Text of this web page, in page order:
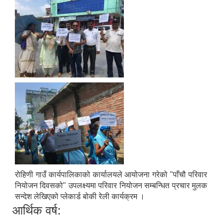
रोहिणी गाउँ कार्यपालिकाको कार्यालयले आयोजना गरेको "पाँचौ परिवार
नियोजन दिवसको" उपलक्ष्यमा परिवार नियोजन सम्बन्धित प्रचार मुलक
सन्देश लेखिएको प्लेकार्ड बोकी रेली कार्यक्रम ।
आर्थिक वर्ष: